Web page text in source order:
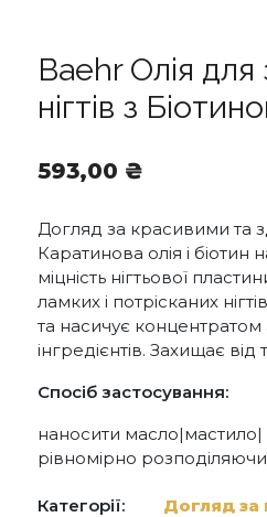
Baehr Олія для
нігтів з
593,00 ₴
Догляд за красивими та
Каратинова олія і біотин
міцність нігтьової
ламких і потрісканих
та насичує концентратом
інгредієнтів. Захищає від
Спосіб застосування:
наносити масло|мастило|
рівномірно
Категорії: Догляд за